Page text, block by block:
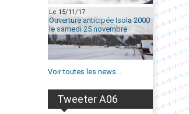
Le 15/11/17
Ouverture anticipée Isola 2000
le samedi 25 novembre
Voir toutes les news...
Tweeter A06